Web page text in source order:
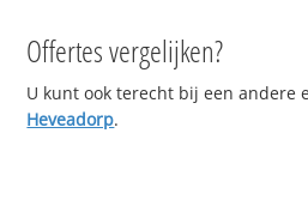
Offertes vergelijken?
U kunt ook terecht bij een andere
Heveadorp.